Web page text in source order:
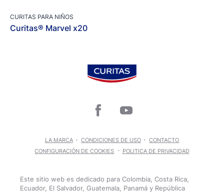
CURITAS PARA NIÑOS
Curitas® Marvel x20
LA MARCA CONDICIONES DE USO
CONTACTO
CONFIGURACIÓN DE COOKIES
POLITICA DE PRIVACIDAD
Este sitio web es dedicado para Colombia, Costa Rica,
Ecuador, El Salvador, Guatemala, Panamá y República